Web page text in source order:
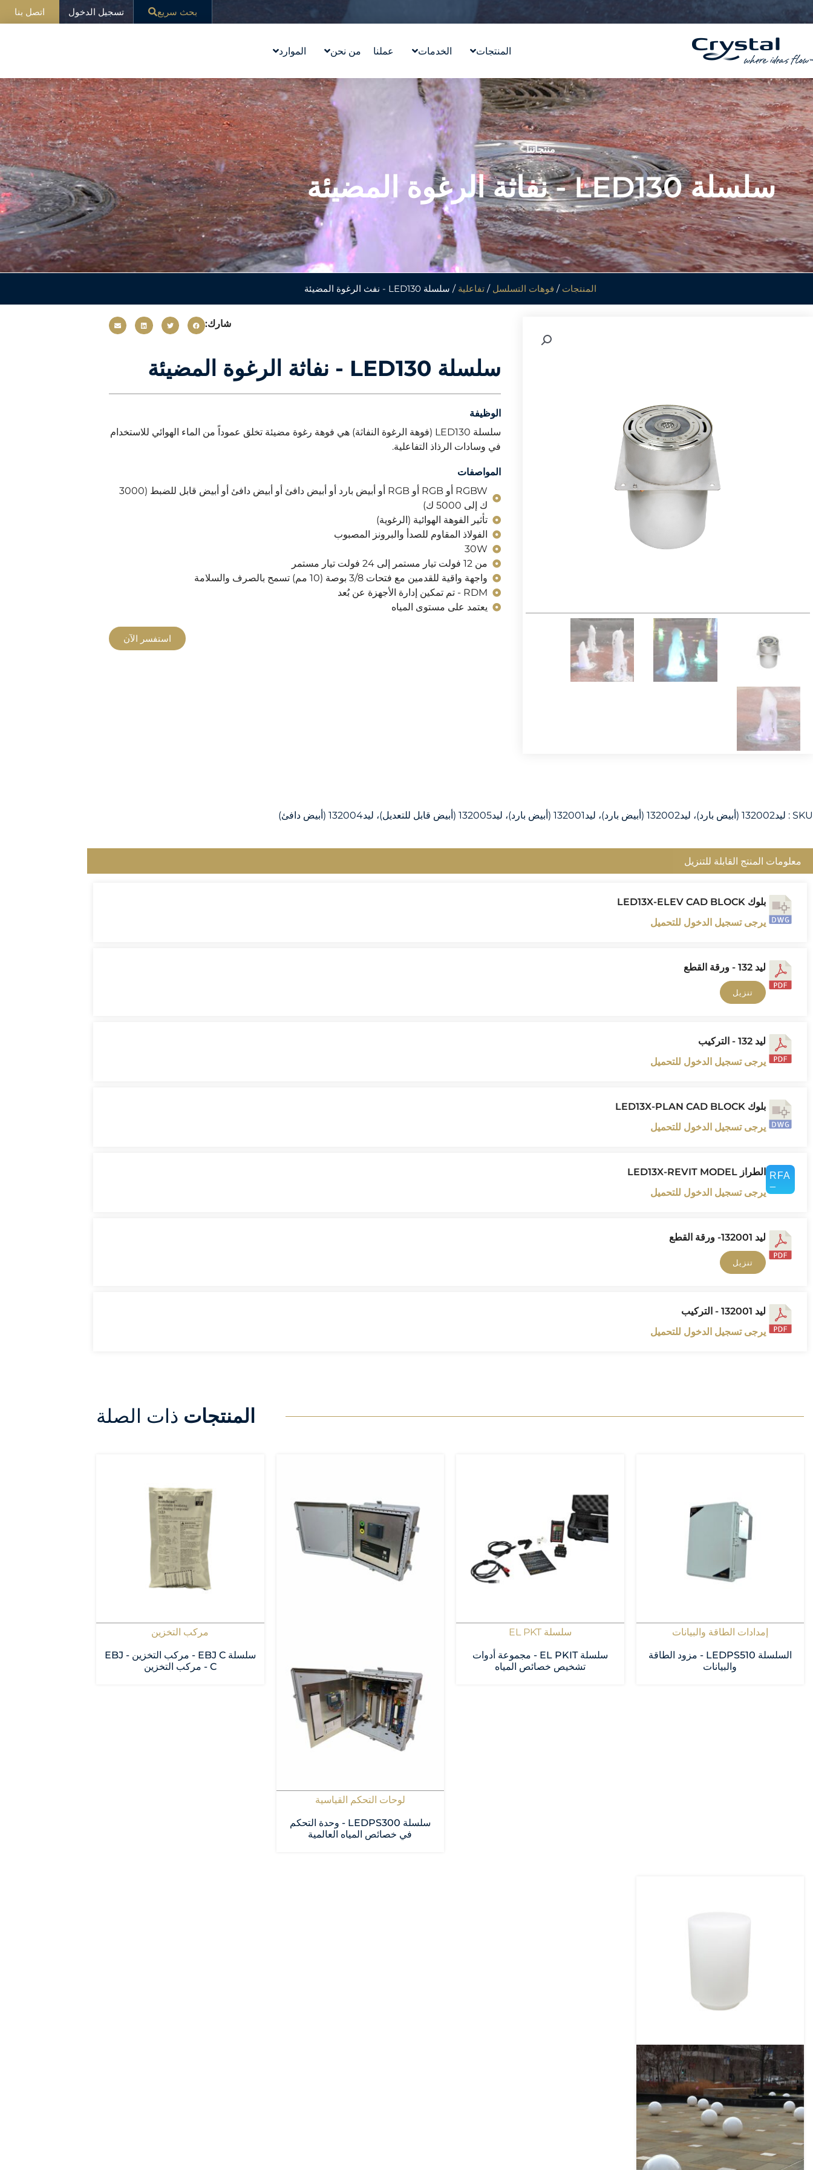
تخطي
إلى
بحث سريع تسجيل الدخول اتصل بنا
المنتجات الخدمات
تصميم معالم مائية
ووترلاب ™WATERLAB
المنتج والدعم الفني
عملنا من نحن
قصتنا
قيمنا
تعرّف على الفريق
الوظائف
الموارد
التعليم
المدونة
في الأخبار
منتجاتنا
سلسلة LED130 - نفاثة الرغوة المضيئة
المنتجات / فوهات التسلسل /تفاعلية / سلسلة LED130 - نفث الرغوة المضيئة
شارك:
سلسلة LED130 - نفاثة الرغوة المضيئة
الوظيفة
سلسلة LED130 (فوهة الرغوة النفاثة) هي فوهة رغوة مضيئة تخلق عموداً من الماء الهوائي للاستخدام
في وسادات الرذاذ التفاعلية.
المواصفات
RGBW أو RGB أو RGB أو أبيض بارد أو أبيض دافئ أو أبيض دافئ أو أبيض قابل للضبط (3000
ك إلى 5000 ك)
تأثير الفوهة الهوائية (الرغوية)
الفولاذ المقاوم للصدأ والبرونز المصبوب
30W
من 12 فولت تيار مستمر إلى 24 فولت تيار مستمر
واجهة واقية للقدمين مع فتحات 3/8 بوصة (10 مم) تسمح بالصرف والسلامة
RDM - تم تمكين إدارة الأجهزة عن بُعد
يعتمد على مستوى المياه
استفسر الآن
SKU : ليد132002 (أبيض بارد)، ليد132002 (أبيض بارد)، ليد132001 (أبيض بارد)، ليد132005 (أبيض قابل للتعديل)، ليد132004 (أبيض دافئ)
معلومات المنتج القابلة للتنزيل
بلوك LED13X-ELEV CAD BLOCK
يرجى تسجيل الدخول للتحميل
ليد 132 - ورقة القطع
تنزيل
ليد 132 - التركيب
يرجى تسجيل الدخول للتحميل
بلوك LED13X-PLAN CAD BLOCK
يرجى تسجيل الدخول للتحميل
الطراز LED13X-REVIT MODEL
يرجى تسجيل الدخول للتحميل
ليد 132001- ورقة القطع
تنزيل
ليد 132001 - التركيب
يرجى تسجيل الدخول للتحميل
المنتجات ذات الصلة
إمدادات الطاقة والبيانات
السلسلة LEDPS510 - مزود الطاقة
والبيانات
سلسلة EL PKT
سلسلة EL PKIT - مجموعة أدوات
تشخيص خصائص المياه
لوحات التحكم القياسية
سلسلة LEDPS300 - وحدة التحكم
في خصائص المياه العالمية
مركب التخزين
سلسلة EBJ C - مركب التخزين - EBJ
C - مركب التخزين